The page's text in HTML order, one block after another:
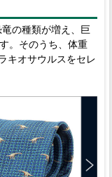
の種類が増え、巨
。そのうち、体重
キオサウルスをセレ